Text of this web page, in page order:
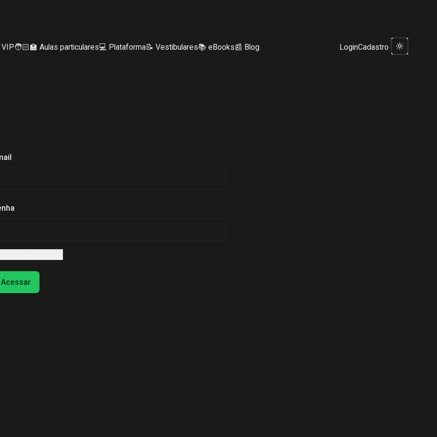
VIP🧑🏻‍🏫 Aulas particulares💻 Plataforma📝 Vestibulares📚 eBooks📰 Blog LoginCadastro Mudar de
Acessar